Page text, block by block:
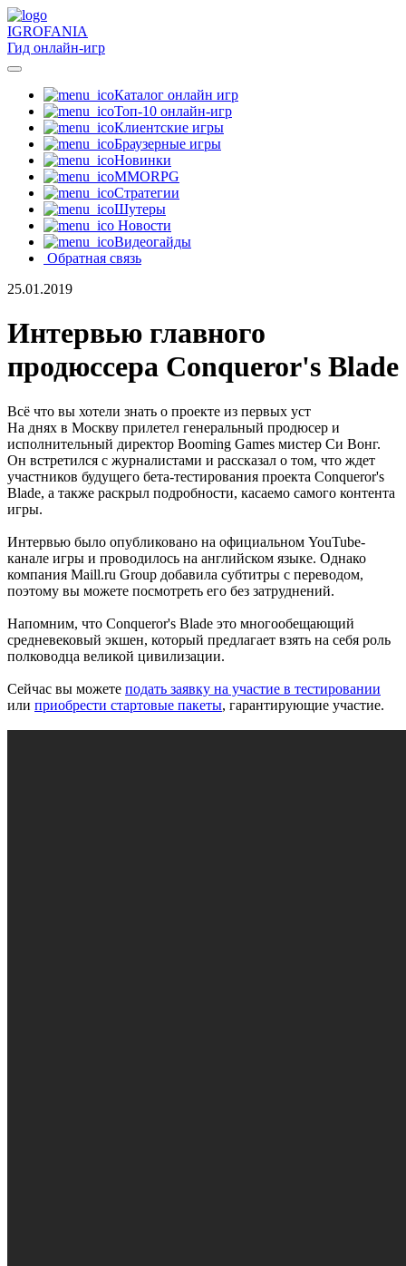
IGROFANIA
Гид онлайн-игр
Каталог онлайн игр
Топ-10 онлайн-игр
Клиентские игры
Браузерные игры
Новинки
MMORPG
Стратегии
Шутеры
Новости
Видеогайды
Обратная связь
25.01.2019
Интервью главного
продюссера Conqueror's Blade
Всё что вы хотели знать о проекте из первых уст
На днях в Москву прилетел генеральный продюсер и
исполнительный директор Booming Games мистер Си Вонг.
Он встретился с журналистами и рассказал о том, что ждет
участников будущего бета-тестирования проекта Conqueror's
Blade, а также раскрыл подробности, касаемо самого контента
игры.
Интервью было опубликовано на официальном YouTube-
канале игры и проводилось на английском языке. Однако
компания Maill.ru Group добавила субтитры с переводом,
поэтому вы можете посмотреть его без затруднений.
Напомним, что Conqueror's Blade это многообещающий
средневековый экшен, который предлагает взять на себя роль
полководца великой цивилизации.
Сейчас вы можете подать заявку на участие в тестировании
или приобрести стартовые пакеты, гарантирующие участие.